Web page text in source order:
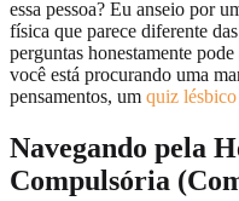
essa pessoa? Eu anseio por
física que parece diferente
perguntas honestamente
você está procurando uma
pensamentos, um quiz lésbico
Navegando pela
Compulsória